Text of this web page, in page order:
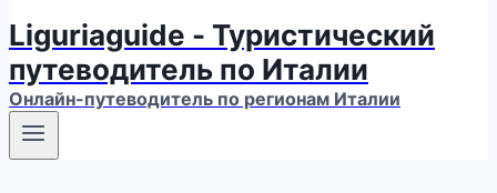
Liguriaguide - Туристический
путеводитель по Италии
Онлайн-путеводитель по регионам Италии